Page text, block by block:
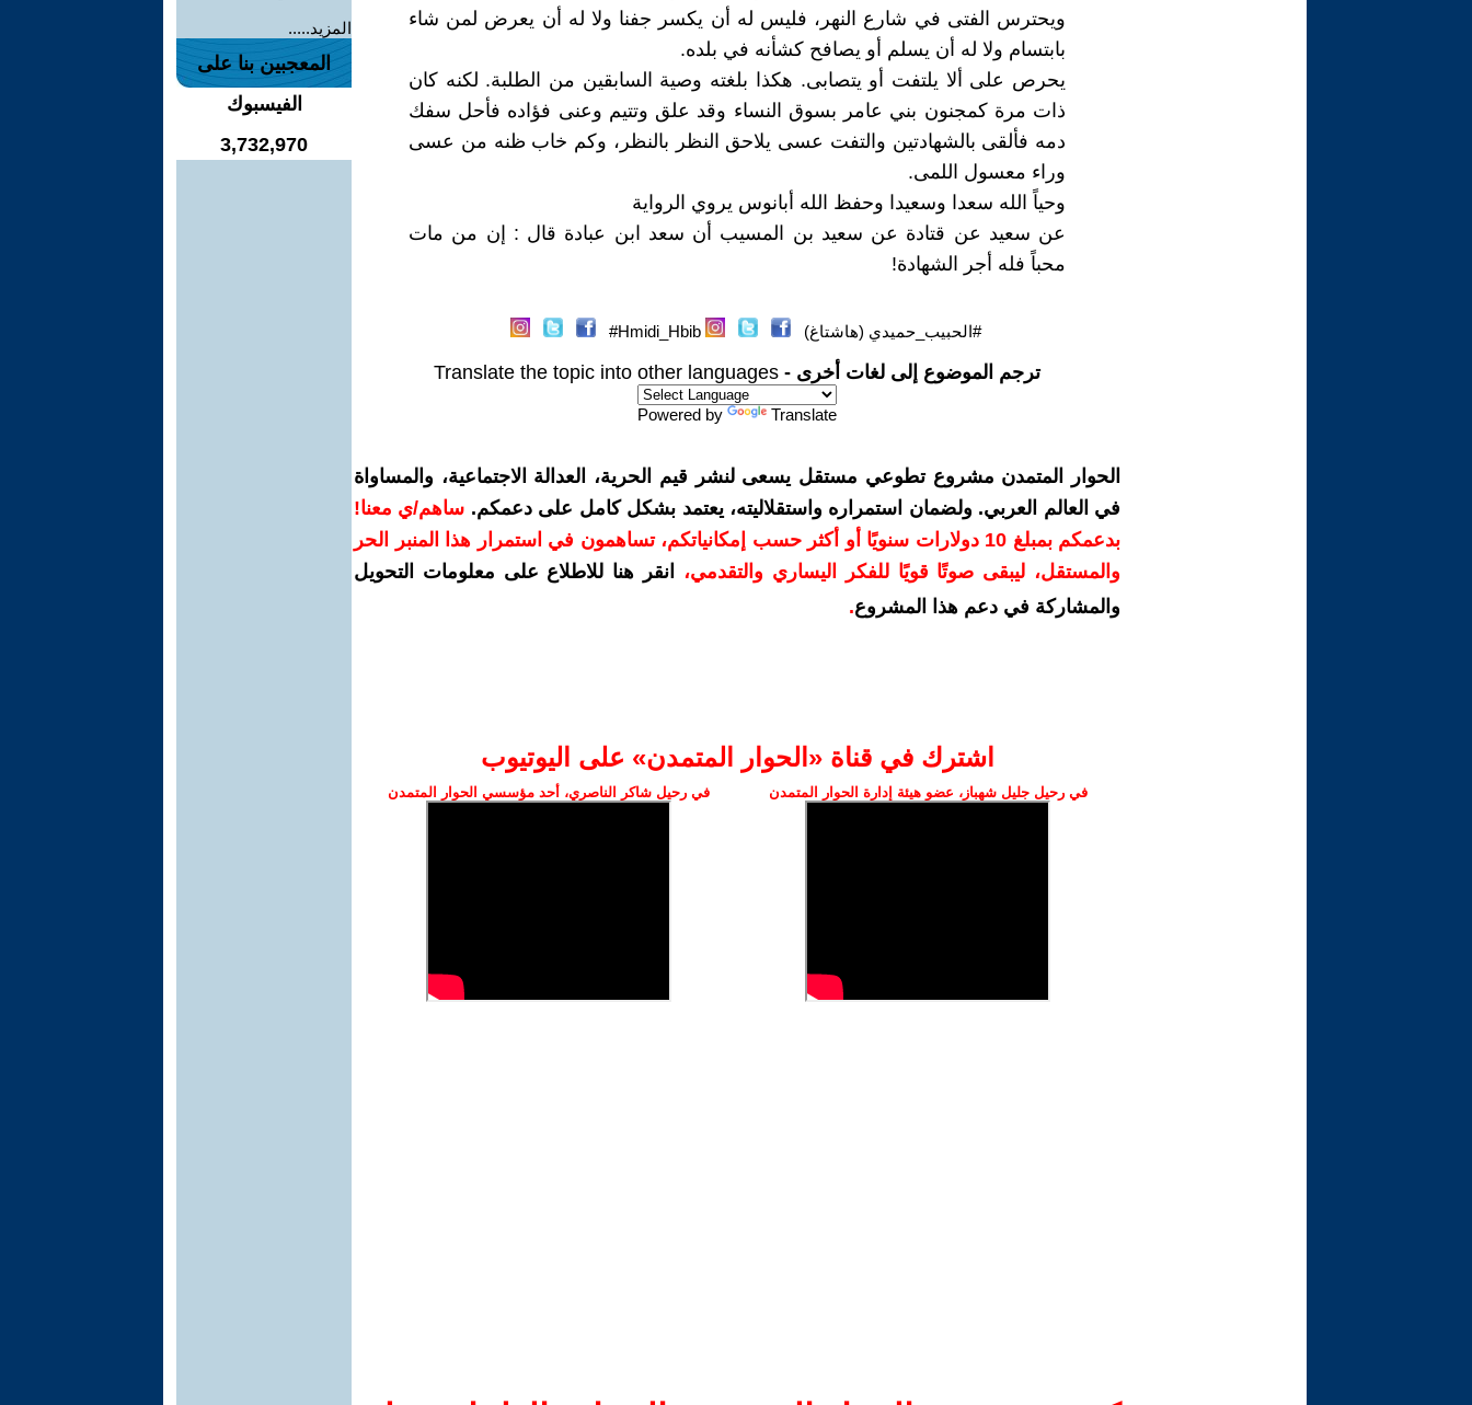
ويحترس الفتى في شارع النهر، فليس له أن يكسر جفنا ولا له أن يعرض لمن شاء
بابتسام ولا له أن يسلم أو يصافح كشأنه في بلده.
يحرص على ألا يلتفت أو يتصابى. هكذا بلغته وصية السابقين من الطلبة. لكنه كان
ذات مرة كمجنون بني عامر بسوق النساء وقد علق وتتيم وعنى فؤاده فأحل سفك
دمه فألقى بالشهادتين والتفت عسى يلاحق النظر بالنظر، وكم خاب ظنه من عسى
وراء معسول اللمى.
وحياً الله سعدا وسعيدا وحفظ الله أبانوس يروي الرواية
عن سعيد عن قتادة عن سعيد بن المسيب أن سعد ابن عبادة قال : إن من مات
محباً فله أجر الشهادة!
#الحبيب_حميدي (هاشتاغ) Hmidi_Hbib#
ترجم الموضوع إلى لغات أخرى - Translate the topic into other languages
Powered by Translate
الحوار المتمدن مشروع تطوعي مستقل يسعى لنشر قيم الحرية، العدالة الاجتماعية، والمساواة
في العالم العربي. ولضمان استمراره واستقلاليته، يعتمد بشكل كامل على دعمكم. ساهم/ي معنا!
بدعمكم بمبلغ 10 دولارات سنويًا أو أكثر حسب إمكانياتكم، تساهمون في استمرار هذا المنبر الحر
والمستقل، ليبقى صوتًا قويًا للفكر اليساري والتقدمي،
انقر هنا للاطلاع على معلومات التحويل
والمشاركة في دعم هذا المشروع.
اشترك في قناة ‫«الحوار المتمدن» على اليوتيوب
في رحيل جليل شهباز، عضو هيئة إدارة الحوار المتمدن في رحيل شاكر الناصري، أحد مؤسسي الحوار المتمدن
المزيد.....
المعجبين بنا على
الفيسبوك
3,732,970